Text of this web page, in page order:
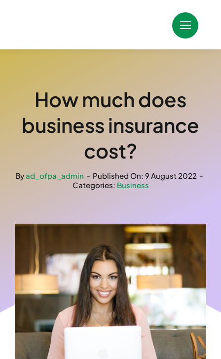
How much does
business insurance
cost?
Byad_ofpa_admin - Published On: 9 August 2022 -
Categories: Business